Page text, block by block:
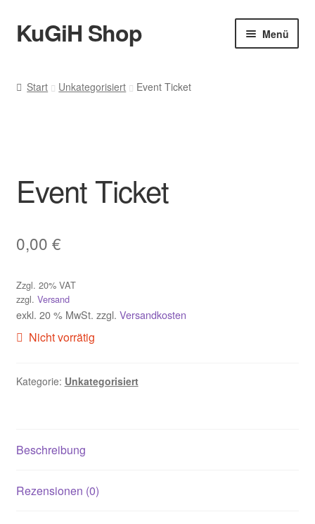
Zur
Navigation
Zum
Inhalt
KuGiH Shop Menü
Cookie-Richtlinie (EU)
Datenschutzerklärung
Echtheit von Bewertungen
Start Unkategorisiert Event Ticket
Event Ticket
0,00 €
Zzgl. 20% VAT
zzgl. Versand
exkl. 20 % MwSt. zzgl. Versandkosten
Nicht vorrätig
Kategorie: Unkategorisiert
Beschreibung
Rezensionen (0)